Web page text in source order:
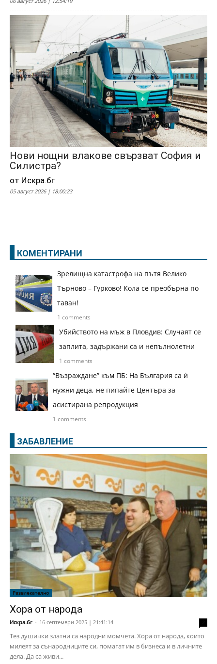
Нови нощни влакове свързват София и
Силистра?
от Искра.бг
05 август 2026 | 18:00:23
КОМЕНТИРАНИ
Зрелищна катастрофа на пътя Велико
Търново – Гурково! Кола се преобърна по
таван!
1 comments
Убийството на мъж в Пловдив: Случаят се
заплита, задържани са и непълнолетни
1 comments
“Възраждане” към ПБ: На България са ѝ
нужни деца, не пипайте Центъра за
асистирана репродукция
1 comments
ЗАБАВЛЕНИЕ
Развлекателно
Хора от народа
Искра.бг - 16 септември 2025 | 21:41:14
Тез душички златни са народни момчета. Хора от народа, които
милеят за сънародниците си, помагат им в бизнеса и в личните
дела. Да са живи...